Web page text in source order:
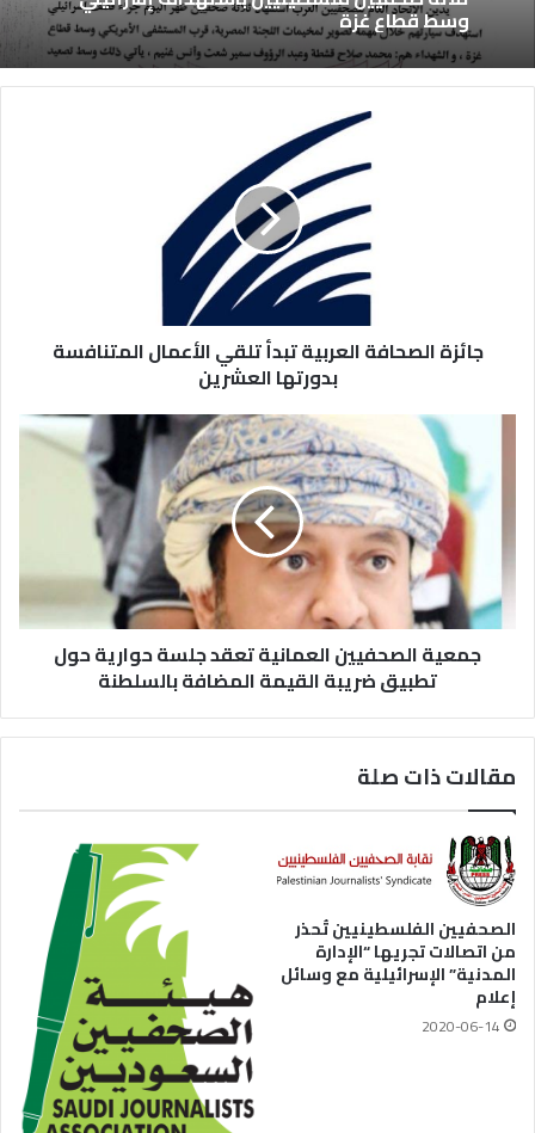
وسط قطاع غزة
جائزة الصحافة العربية تبدأ تلقي الأعمال المتنافسة
بدورتها العشرين
جمعية الصحفيين العمانية تعقد جلسة حوارية حول
تطبيق ضريبة القيمة المضافة بالسلطنة
مقالات ذات صلة
الصحفيين الفلسطينيين تُحذر
من اتصالات تجريها “الإدارة
المدنية” الإسرائيلية مع وسائل
إعلام
2020-06-14